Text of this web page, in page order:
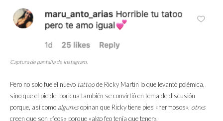
Captura de pantalla de Instagram.
Pero no solo fue el nuevo tattoode Ricky Martin lo que levantó polémica,
sino que el pie del boricua también se convirtió en tema de discusión
porque, así como algunxsopinan que Ricky tiene pies «hermosos», otrxs
creen que son «feos» porque «algo feo tenía que tener».